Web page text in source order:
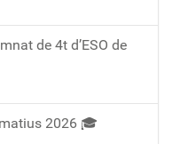
de 4t d’ESO de
2026 🎓